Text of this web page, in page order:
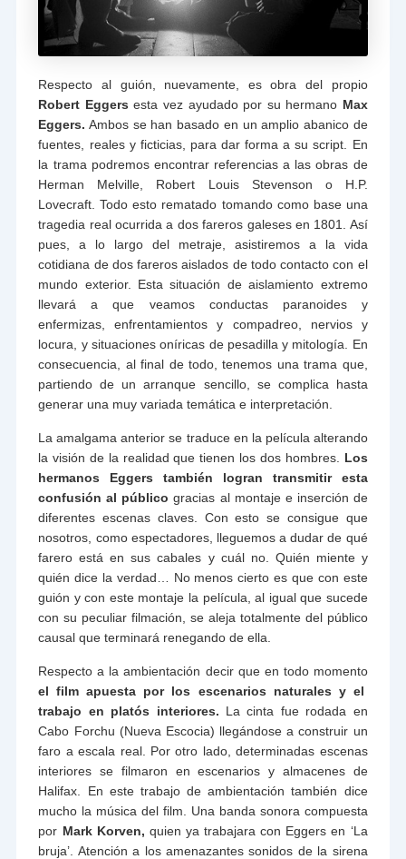
Respecto al guión, nuevamente, es obra del propio
Robert Eggers esta vez ayudado por su hermano Max
Eggers. Ambos se han basado en un amplio abanico de
fuentes, reales y ficticias, para dar forma a su script. En
la trama podremos encontrar referencias a las obras de
Herman Melville, Robert Louis Stevenson o H.P.
Lovecraft. Todo esto rematado tomando como base una
tragedia real ocurrida a dos fareros galeses en 1801. Así
pues, a lo largo del metraje, asistiremos a la vida
cotidiana de dos fareros aislados de todo contacto con el
mundo exterior. Esta situación de aislamiento extremo
llevará a que veamos conductas paranoides y
enfermizas, enfrentamientos y compadreo, nervios y
locura, y situaciones oníricas de pesadilla y mitología. En
consecuencia, al final de todo, tenemos una trama que,
partiendo de un arranque sencillo, se complica hasta
generar una muy variada temática e interpretación.
La amalgama anterior se traduce en la película alterando
la visión de la realidad que tienen los dos hombres. Los
hermanos Eggers también logran transmitir esta
confusión al público gracias al montaje e inserción de
diferentes escenas claves. Con esto se consigue que
nosotros, como espectadores, lleguemos a dudar de qué
farero está en sus cabales y cuál no. Quién miente y
quién dice la verdad… No menos cierto es que con este
guión y con este montaje la película, al igual que sucede
con su peculiar filmación, se aleja totalmente del público
causal que terminará renegando de ella.
Respecto a la ambientación decir que en todo momento
el film apuesta por los escenarios naturales y el
trabajo en platós interiores. La cinta fue rodada en
Cabo Forchu (Nueva Escocia) llegándose a construir un
faro a escala real. Por otro lado, determinadas escenas
interiores se filmaron en escenarios y almacenes de
Halifax. En este trabajo de ambientación también dice
mucho la música del film. Una banda sonora compuesta
por Mark Korven, quien ya trabajara con Eggers en ‘La
bruja’. Atención a los amenazantes sonidos de la sirena